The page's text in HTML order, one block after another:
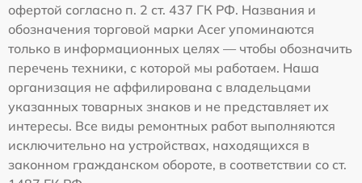
офертой согласно п. 2 ст. 437 ГК РФ. Названия и
обозначения торговой марки Acer упоминаются
только в информационных целях — чтобы обозначить
перечень техники, с которой мы работаем. Наша
организация не аффилирована с владельцами
указанных товарных знаков и не представляет их
интересы. Все виды ремонтных работ выполняются
исключительно на устройствах, находящихся в
законном гражданском обороте, в соответствии со ст.